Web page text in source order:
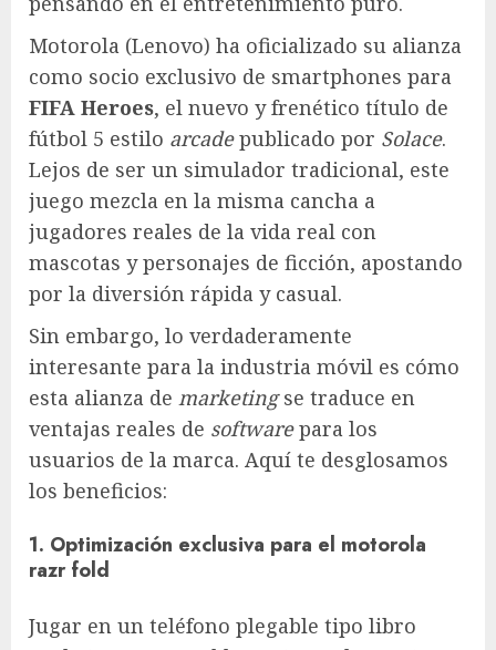
Motorola (Lenovo) ha oficializado su alianza
como socio exclusivo de smartphones para
FIFA Heroes, el nuevo y frenético título de
fútbol 5 estilo arcadepublicado por Solace.
Lejos de ser un simulador tradicional, este
juego mezcla en la misma cancha a
jugadores reales de la vida real con
mascotas y personajes de ficción, apostando
por la diversión rápida y casual.
Sin embargo, lo verdaderamente
interesante para la industria móvil es cómo
esta alianza de marketingse traduce en
ventajas reales de softwarepara los
usuarios de la marca. Aquí te desglosamos
los beneficios:
1. Optimización exclusiva para el motorola
razr fold
Jugar en un teléfono plegable tipo libro